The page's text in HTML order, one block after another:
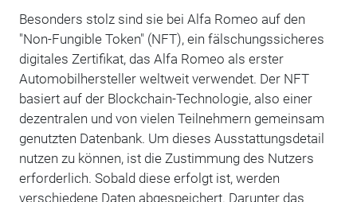
Besonders stolz sind sie bei Alfa Romeo auf den
"Non-Fungible Token" (NFT), ein fälschungssicheres
digitales Zertifikat, das Alfa Romeo als erster
Automobilhersteller weltweit verwendet. Der NFT
basiert auf der Blockchain-Technologie, also einer
dezentralen und von vielen Teilnehmern gemeinsam
genutzten Datenbank. Um dieses Ausstattungsdetail
nutzen zu können, ist die Zustimmung des Nutzers
erforderlich. Sobald diese erfolgt ist, werden
verschiedene Daten abgespeichert. Darunter das